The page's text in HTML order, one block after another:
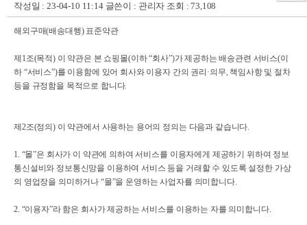
작성일 : 23-04-10 11:14 글쓴이 : 관리자 조회 : 73,108
해외구매(배송대행) 표준약관
제1조(목적) 이 약관은 본 쇼핑몰(이하 “회사”)가 제공하는 배송관련 서비스(이
하 “서비스”)를 이용함에 있어 회사와 이용자 간의 권리·의무, 책임사항 및 절차
등을 규정함을 목적으로 합니다.
제2조(정의) 이 약관에서 사용하는 용어의 정의는 다음과 같습니다.
1. “몰”은 회사가 이 약관에 의하여 서비스를 이용자에게 제공하기 위하여 정보
통신설비와 정보통신망을 이용하여 서비스 등을 거래할 수 있도록 설정한 가상
의 영업장을 의미하거나 “몰”을 운영하는 사업자를 의미합니다.
2. “이용자”라 함은 회사가 제공하는 서비스를 이용하는 자를 의미합니다.